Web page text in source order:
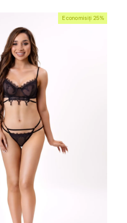
Economisiți 25%